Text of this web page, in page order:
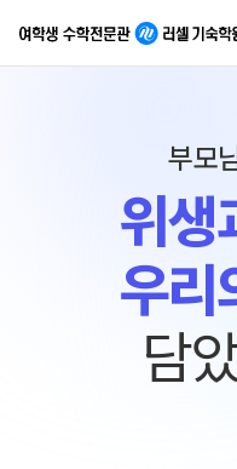
부모
위생
우리
담